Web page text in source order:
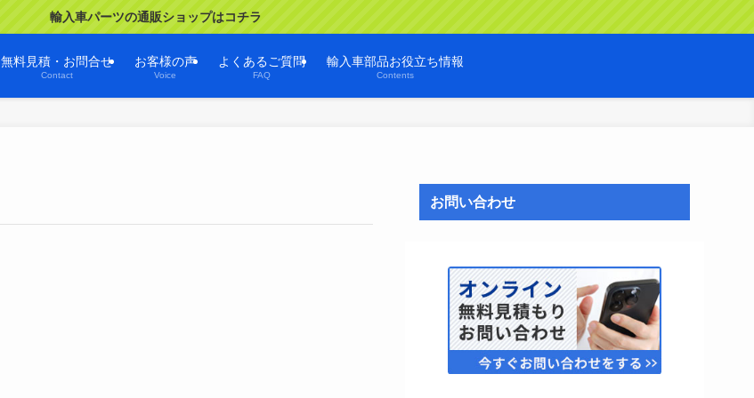
輸入車パーツの通販ショップはコチラ
無料見積・お問合せ
Contact
お客様の声
Voice
よくあるご質問
FAQ
輸入車部品お役立ち情報
Contents
お問い合わせ